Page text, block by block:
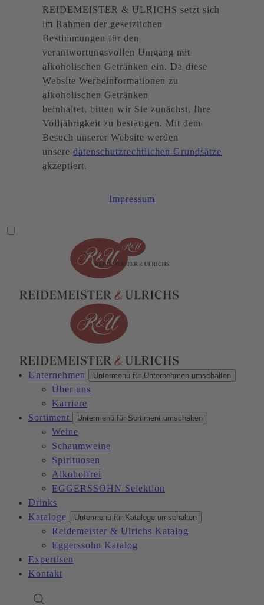
REIDEMEISTER & ULRICHS setzt sich
im Rahmen der gesetzlichen
Bestimmungen für den
verantwortungsvollen Umgang mit
alkoholischen Getränken ein. Da diese
Website Werbeinformationen zu
alkoholischen Getränken
beinhaltet, bitten wir Sie zunächst, Ihre
Volljährigkeit zu bestätigen. Mit dem
Besuch unserer Website werden
unsere datenschutzrechtlichen Grundsätze
akzeptiert.
Impressum
Unternehmen Untermenü für Unternehmen umschalten
Über uns
Karriere
Sortiment
Untermenü für Sortiment umschalten
Weine
Schaumweine
Spirituosen
Alkoholfrei
EGGERSSOHN Selektion
Drinks
Kataloge
Untermenü für Kataloge umschalten
Reidemeister & Ulrichs Katalog
Eggerssohn Katalog
Expertisen
Kontakt